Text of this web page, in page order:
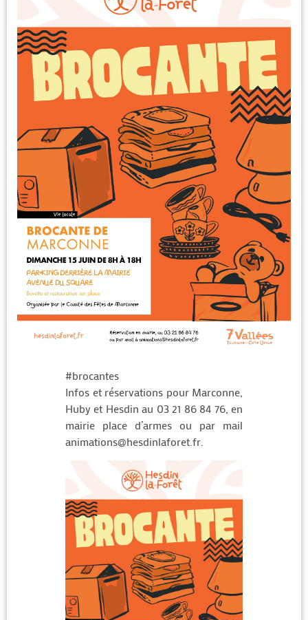
#brocantes
Infos et réservations pour Marconne,
Huby et Hesdin au 03 21 86 84 76, en
mairie place d’armes ou par mail
animations@hesdinlaforet.fr.